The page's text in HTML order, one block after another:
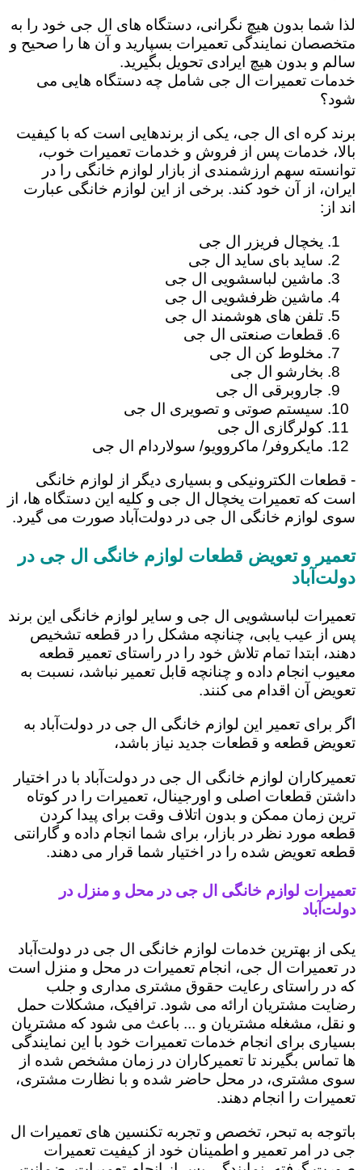
لذا شما بدون هیچ نگرانی، دستگاه های ال جی خود را به
متخصصان نمایندگی تعمیرات بسپارید و آن ها را صحیح و
سالم و بدون هیچ ایرادی تحویل بگیرید.
خدمات تعمیرات ال جی شامل چه دستگاه هایی می
شود؟
برند کره ای ال جی، یکی از برندهایی است که با کیفیت
بالا، خدمات پس از فروش و خدمات تعمیرات خوب،
توانسته سهم ارزشمندی از بازار لوازم خانگی را در
ایران، از آن خود کند. برخی از این لوازم خانگی عبارت
اند از:
یخچال فریزر ال جی
ساید بای ساید ال جی
ماشین لباسشویی ال جی
ماشین ظرفشویی ال جی
تلفن های هوشمند ال جی
قطعات صنعتی ال جی
مخلوط کن ال جی
بخارشو ال جی
جاروبرقی ال جی
سیستم صوتی و تصویری ال جی
کولرگازی ال جی
مایکروفر/ ماکروویو/ سولاردام ال جی
- قطعات الکترونیکی و بسیاری دیگر از لوازم خانگی
است که تعمیرات یخچال ال جی و کلیه این دستگاه ها، از
سوی لوازم خانگی ال جی در دولت‌آباد صورت می گیرد.
تعمیر و تعویض قطعات لوازم خانگی ال جی در
دولت‌آباد
تعمیرات لباسشویی ال جی و سایر لوازم خانگی این برند
پس از عیب یابی، چنانچه مشکل را در قطعه تشخیص
دهند، ابتدا تمام تلاش خود را در راستای تعمیر قطعه
معیوب انجام داده و چنانچه قابل تعمیر نباشد، نسبت به
تعویض آن اقدام می کنند.
اگر برای تعمیر این لوازم خانگی ال جی در دولت‌آباد به
تعویض قطعه و قطعات جدید نیاز باشد،
تعمیرکاران لوازم خانگی ال جی در دولت‌آباد با در اختیار
داشتن قطعات اصلی و اورجینال، تعمیرات را در کوتاه
ترین زمان ممکن و بدون اتلاف وقت برای پیدا کردن
قطعه مورد نظر در بازار، برای شما انجام داده و گارانتی
قطعه تعویض شده را در اختیار شما قرار می دهند.
تعمیرات لوازم خانگی ال جی در محل و منزل در
دولت‌آباد
یکی از بهترین خدمات لوازم خانگی ال جی در دولت‌آباد
در تعمیرات ال جی، انجام تعمیرات در محل و منزل است
که در راستای رعایت حقوق مشتری مداری و جلب
رضایت مشتریان ارائه می شود. ترافیک، مشکلات حمل
و نقل، مشغله مشتریان و ... باعث می شود که مشتریان
بسیاری برای انجام خدمات تعمیرات خود با این نمایندگی
ها تماس بگیرند تا تعمیرکاران در زمان مشخص شده از
سوی مشتری، در محل حاضر شده و با نظارت مشتری،
تعمیرات را انجام دهند.
باتوجه به تبحر، تخصص و تجربه تکنسین های تعمیرات ال
جی در امر تعمیر و اطمینان خود از کیفیت تعمیرات